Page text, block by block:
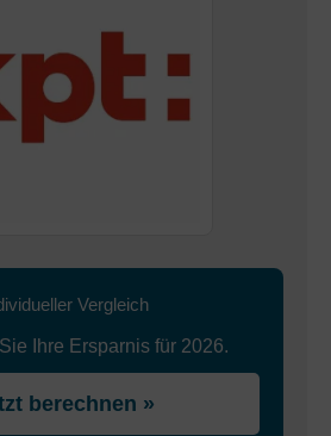
Vergleich
Ihre Ersparnis für 2026.
berechnen »